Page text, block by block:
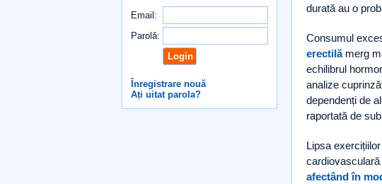
Email:
Parolă:
Înregistrare nouă
Ați uitat parola?
durată au o
Consumul
erectilămerg
echilibrul
analize
dependenți de
raportată de
Lipsa
afectând în